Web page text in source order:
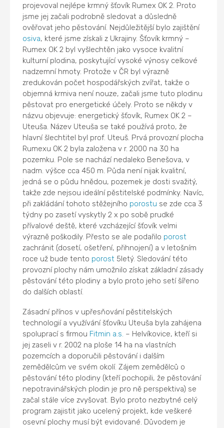
projevoval nejlépe krmný šťovík Rumex OK 2. Proto
jsme jej začali podrobně sledovat a důsledně
ověřovat jeho pěstování. Nejdůležitější bylo zajištění
osiva, které jsme získali z Ukrajiny. Šťovík krmný –
Rumex OK 2 byl vyšlechtěn jako vysoce kvalitní
kulturní plodina, poskytující vysoké výnosy celkové
nadzemní hmoty. Protože v ČR byl výrazně
zredukován počet hospodářských zvířat, takže o
objemná krmiva není nouze, začali jsme tuto plodinu
pěstovat pro energetické účely. Proto se někdy v
názvu objevuje: energetický šťovík, Rumex OK 2 –
Uteuša. Název Uteuša se také používá proto, že
hlavní šlechtitel byl prof. Uteuš. Prvá provozní plocha
Rumexu OK 2 byla založena v r. 2000 na 30 ha
pozemku. Pole se nachází nedaleko Benešova, v
nadm. výšce cca 450 m. Půda není nijak kvalitní,
jedná se o půdu hnědou, pozemek je dosti svažitý,
takže zde nejsou ideální pěstitelské podmínky. Navíc,
při zakládání tohoto stěžejního porostu se zde cca 3
týdny po zasetí vyskytly 2 x po sobě prudké
přívalové deště, které vzcházející šťovík velmi
výrazně poškodily. Přesto se ale podařilo porost
zachránit (dosetí, ošetření, přihnojení) a v letošním
roce už bude tento porost5letý. Sledování této
provozní plochy nám umožnilo získat základní zásady
pěstování této plodiny a bylo proto jeho setí šířeno
do dalších oblastí.
Zásadní přínos v upřesňování pěstitelských
technologií a využívání šťovíku Uteuša byla zahájena
spoluprací s firmou Fitmin a.s. – Helvíkovice, kteří si
jej zaseli v r. 2002 na ploše 14 ha na vlastních
pozemcích a doporučili pěstování i dalším
zemědělcům ve svém okolí. Zájem zemědělců o
pěstování této plodiny (kteří pochopili, že pěstování
nepotravinářských plodin je pro ně perspektiva) se
začal stále více zvyšovat. Bylo proto nezbytné celý
program zajistit jako ucelený projekt, kde veškeré
osevní plochy musí být evidované. Důvodem je